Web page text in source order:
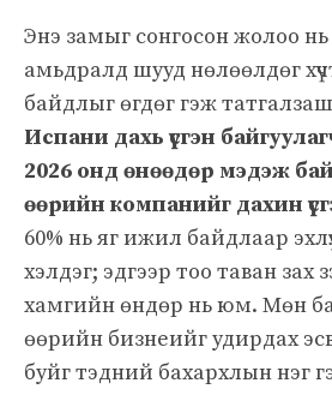
Энэ замыг сонгосон жолоо нь
амьдралд шууд нөлөөлдөг
байдлыг өгдөг гэж
Испани дахь үүсгэн
2026 онд өнөөдөр мэдэж
өөрийн компанийг дахин
60% нь яг ижил байдлаар
хэлдэг; эдгээр тоо таван зах
хамгийн өндөр нь юм. Мөн
өөрийн бизнеийг удирдах
буйг тэдний бахархлын нэг